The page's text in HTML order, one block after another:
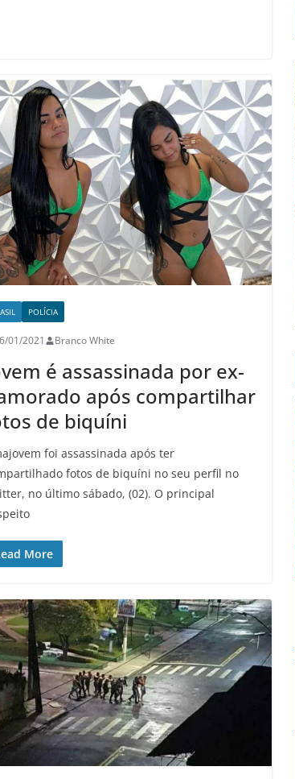
POLÍCIA
01/2021 Branco White
é assassinada por ex-
após compartilhar
de biquíni
foi assassinada após ter
fotos de biquíni no seu perfil no
no último sábado, (02). O principal
More